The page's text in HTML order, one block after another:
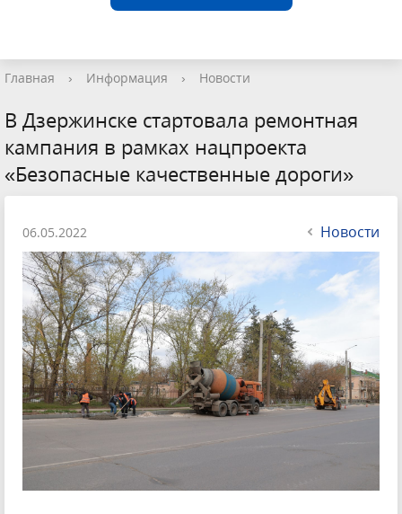
Главная › Информация › Новости
В Дзержинске стартовала ремонтная
кампания в рамках нацпроекта
«Безопасные качественные дороги»
06.05.2022 Новости